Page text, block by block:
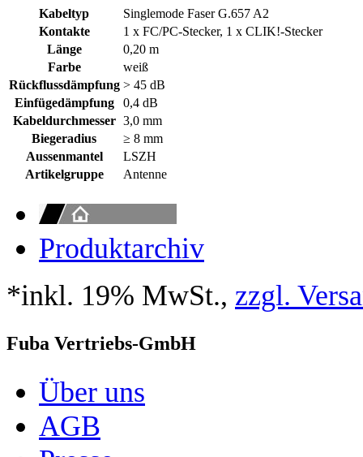
Kabeltyp
Singlemode Faser G.657 A2
Kontakte
1 x FC/PC-Stecker, 1 x CLIK!-Stecker
Länge
0,20 m
Farbe
weiß
Rückflussdämpfung > 45 dB
Einfügedämpfung
0,4 dB
Kabeldurchmesser 3,0 mm
Biegeradius
≥ 8 mm
Aussenmantel
LSZH
Artikelgruppe
Antenne
Produktarchiv
*inkl. 19% MwSt., zzgl.
Fuba Vertriebs-GmbH
Über uns
AGB